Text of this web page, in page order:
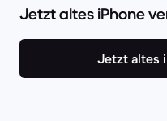
Jetzt altes iPhone
Jetzt altes